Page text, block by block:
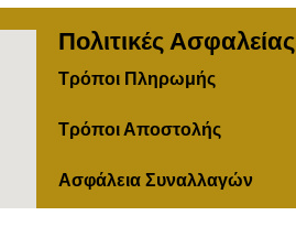
Πολιτικές Ασφαλείας
Τρόποι Πληρωμής
Τρόποι Αποστολής
Ασφάλεια Συναλλαγών